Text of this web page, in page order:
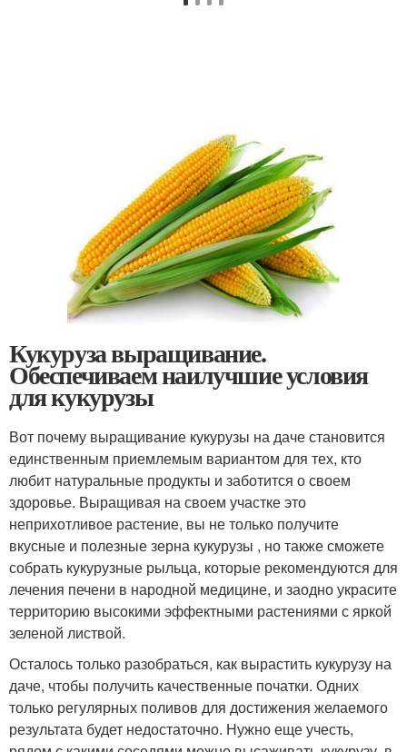
Кукуруза выращивание.
Обеспечиваем наилучшие условия
для кукурузы
Вот почему выращивание кукурузы на даче становится
единственным приемлемым вариантом для тех, кто
любит натуральные продукты и заботится о своем
здоровье. Выращивая на своем участке это
неприхотливое растение, вы не только получите
вкусные и полезные зерна кукурузы , но также сможете
собрать кукурузные рыльца, которые рекомендуются для
лечения печени в народной медицине, и заодно украсите
территорию высокими эффектными растениями с яркой
зеленой листвой.
Осталось только разобраться, как вырастить кукурузу на
даче, чтобы получить качественные початки. Одних
только регулярных поливов для достижения желаемого
результата будет недостаточно. Нужно еще учесть,